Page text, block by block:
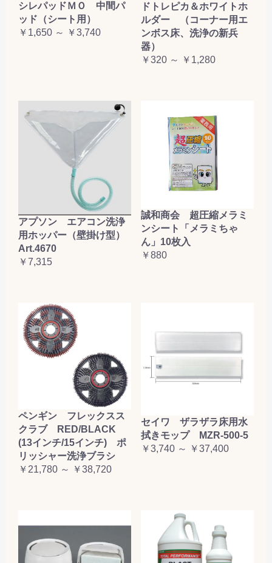
シレパッドＭＯ 中間パ
ッド（シート用）
￥1,650 ～ ￥3,740
ドトレピカ＆ホワイトホ
ルダー （コーナー用エ
ンボス床、洗浄の新兵
器）
￥320 ～ ￥1,280
アプソン エアコン洗浄
用ホッパー（壁掛け型）
Art.4670
￥7,315
誠和商会 超圧縮メラミ
ンシート「メラミちゃ
ん」10枚入
￥880
ペンギン フレックスス
クラブ RED/BLACK
(13インチ/15インチ) ポ
リッシャー洗浄ブラシ
￥21,780 ～ ￥38,720
セイワ ザラザラ床用水
拭きモップ MZR-500-5
￥3,740 ～ ￥37,400